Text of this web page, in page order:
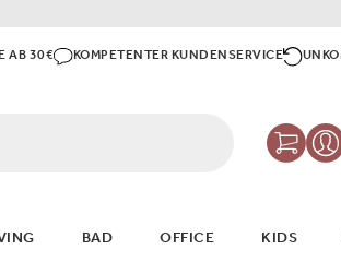
AB 30€ KOMPETENTER KUNDENSERVICE
BAD OFFICE KIDS